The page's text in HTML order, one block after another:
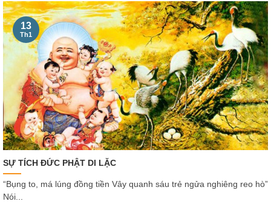
SỰ TÍCH ĐỨC PHẬT DI LẶC
“Bụng to, má lúng đồng tiền Vây quanh sáu trẻ ngửa nghiêng reo hò”
Nói...
13
Th1